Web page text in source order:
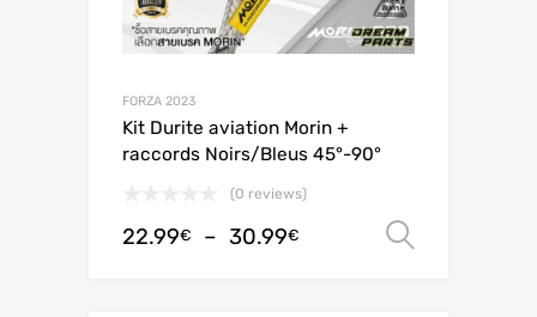
FORZA 2023
Kit Durite aviation Morin +
raccords Noirs/Bleus 45°-90°
(0 reviews)
22.99€ – 30.99€